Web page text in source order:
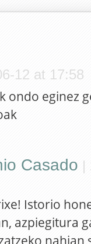
12 at 17:58
ondo eginez
Casado |
Istorio
azpiegitura
nahian